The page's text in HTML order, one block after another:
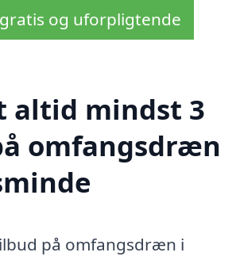
og uforpligtende
altid mindst 3
omfangsdræn
på omfangsdræn i